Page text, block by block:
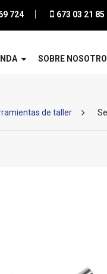
724 673 03 21 85
SOBRE
de taller